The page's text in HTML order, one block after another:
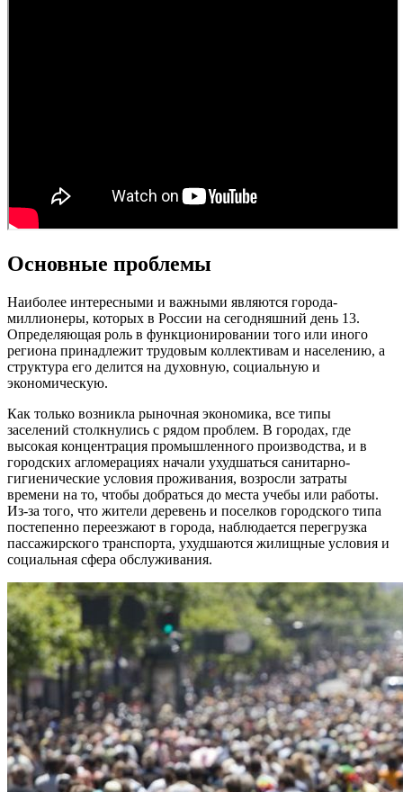
Основные проблемы
Наиболее интересными и важными являются города-
миллионеры, которых в России на сегодняшний день 13.
Определяющая роль в функционировании того или иного
региона принадлежит трудовым коллективам и населению, а
структура его делится на духовную, социальную и
экономическую.
Как только возникла рыночная экономика, все типы
заселений столкнулись с рядом проблем. В городах, где
высокая концентрация промышленного производства, и в
городских агломерациях начали ухудшаться санитарно-
гигиенические условия проживания, возросли затраты
времени на то, чтобы добраться до места учебы или работы.
Из-за того, что жители деревень и поселков городского типа
постепенно переезжают в города, наблюдается перегрузка
пассажирского транспорта, ухудшаются жилищные условия и
социальная сфера обслуживания.